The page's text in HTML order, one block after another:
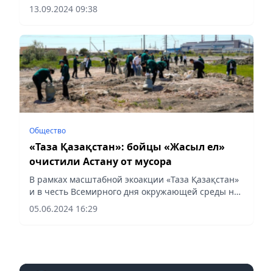
13.09.2024 09:38
Общество
«Таза Қазақстан»: бойцы «Жасыл ел»
очистили Астану от мусора
В рамках масштабной экоакции «Таза Қазақстан»
и в честь Всемирного дня окружающей среды на
территории в Астане провели масштабное
экологическое мероприятие, сообщает Vecher.kz.
05.06.2024 16:29